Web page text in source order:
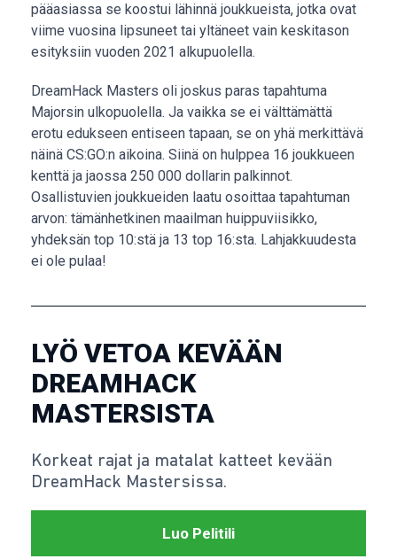
pääasiassa se koostui lähinnä joukkueista, jotka ovat
viime vuosina lipsuneet tai yltäneet vain keskitason
esityksiin vuoden 2021 alkupuolella.
DreamHack Masters oli joskus paras tapahtuma
Majorsin ulkopuolella. Ja vaikka se ei välttämättä
erotu edukseen entiseen tapaan, se on yhä merkittävä
näinä CS:GO:n aikoina. Siinä on hulppea 16 joukkueen
kenttä ja jaossa 250 000 dollarin palkinnot.
Osallistuvien joukkueiden laatu osoittaa tapahtuman
arvon: tämänhetkinen maailman huippuviisikko,
yhdeksän top 10:stä ja 13 top 16:sta. Lahjakkuudesta
ei ole pulaa!
LYÖ VETOA KEVÄÄN
DREAMHACK
MASTERSISTA
Korkeat rajat ja matalat katteet kevään
DreamHack Mastersissa.
Luo Pelitili